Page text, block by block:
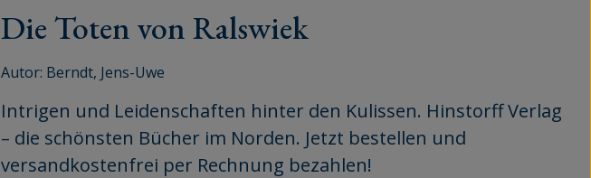
Die Toten von Ralswiek
Autor: Berndt, Jens-Uwe
Intrigen und Leidenschaften hinter den Kulissen. Hinstorff Verlag
– die schönsten Bücher im Norden. Jetzt bestellen und
versandkostenfrei per Rechnung bezahlen!